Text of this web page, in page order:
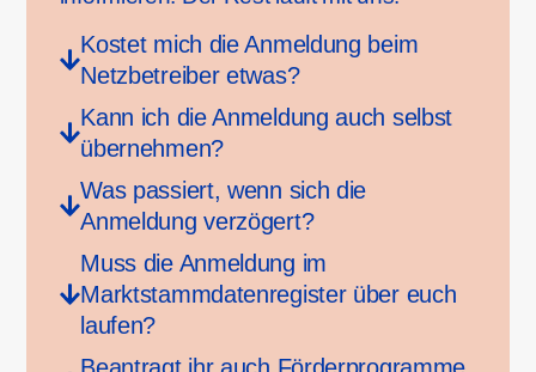
Kostet mich die Anmeldung beim
Netzbetreiber etwas?
Kann ich die Anmeldung auch selbst
übernehmen?
Was passiert, wenn sich die
Anmeldung verzögert?
Muss die Anmeldung im
Marktstammdatenregister über euch
laufen?